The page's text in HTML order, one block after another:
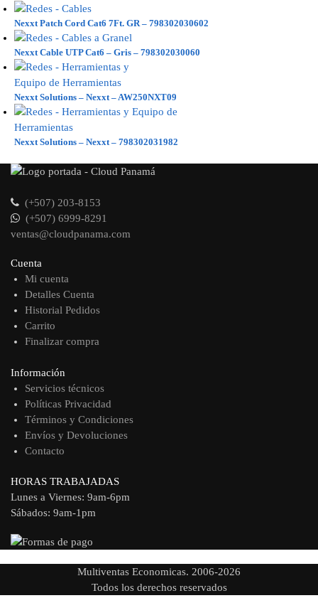
Nexxt Patch Cord Cat6 7Ft. GR – 798302030602
Nexxt Cable UTP Cat6 – Gris – 798302030060
Nexxt Solutions – Nexxt – AW250NXT09
Nexxt Solutions – Nexxt – 798302031982
(+507) 203-8153
(+507) 6999-8291
ventas@cloudpanama.com
Cuenta
Mi cuenta
Detalles Cuenta
Historial Pedidos
Carrito
Finalizar compra
Información
Servicios técnicos
Políticas Privacidad
Términos y Condiciones
Envíos y Devoluciones
Contacto
HORAS TRABAJADAS
Lunes a Viernes: 9am-6pm
Sábados: 9am-1pm
Multiventas Economicas. 2006-2026
Todos los derechos reservados